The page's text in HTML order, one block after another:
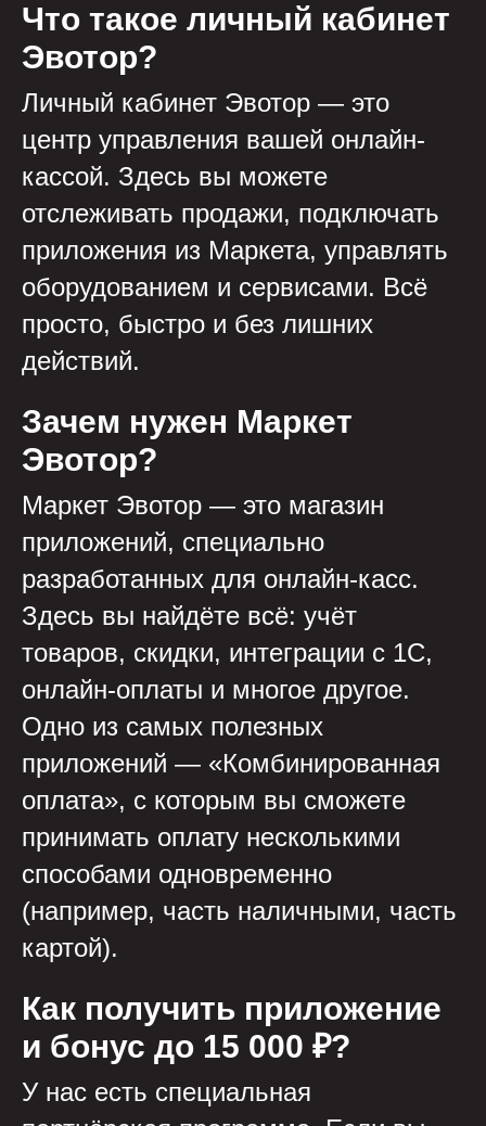
Что такое личный кабинет
Эвотор?
Личный кабинет Эвотор — это
центр управления вашей онлайн-
кассой. Здесь вы можете
отслеживать продажи, подключать
приложения из Маркета, управлять
оборудованием и сервисами. Всё
просто, быстро и без лишних
действий.
Зачем нужен Маркет
Эвотор?
Маркет Эвотор — это магазин
приложений, специально
разработанных для онлайн-касс.
Здесь вы найдёте всё: учёт
товаров, скидки, интеграции с 1С,
онлайн-оплаты и многое другое.
Одно из самых полезных
приложений — «Комбинированная
оплата», с которым вы сможете
принимать оплату несколькими
способами одновременно
(например, часть наличными, часть
картой).
Как получить приложение
и бонус до 15 000 ₽?
У нас есть специальная